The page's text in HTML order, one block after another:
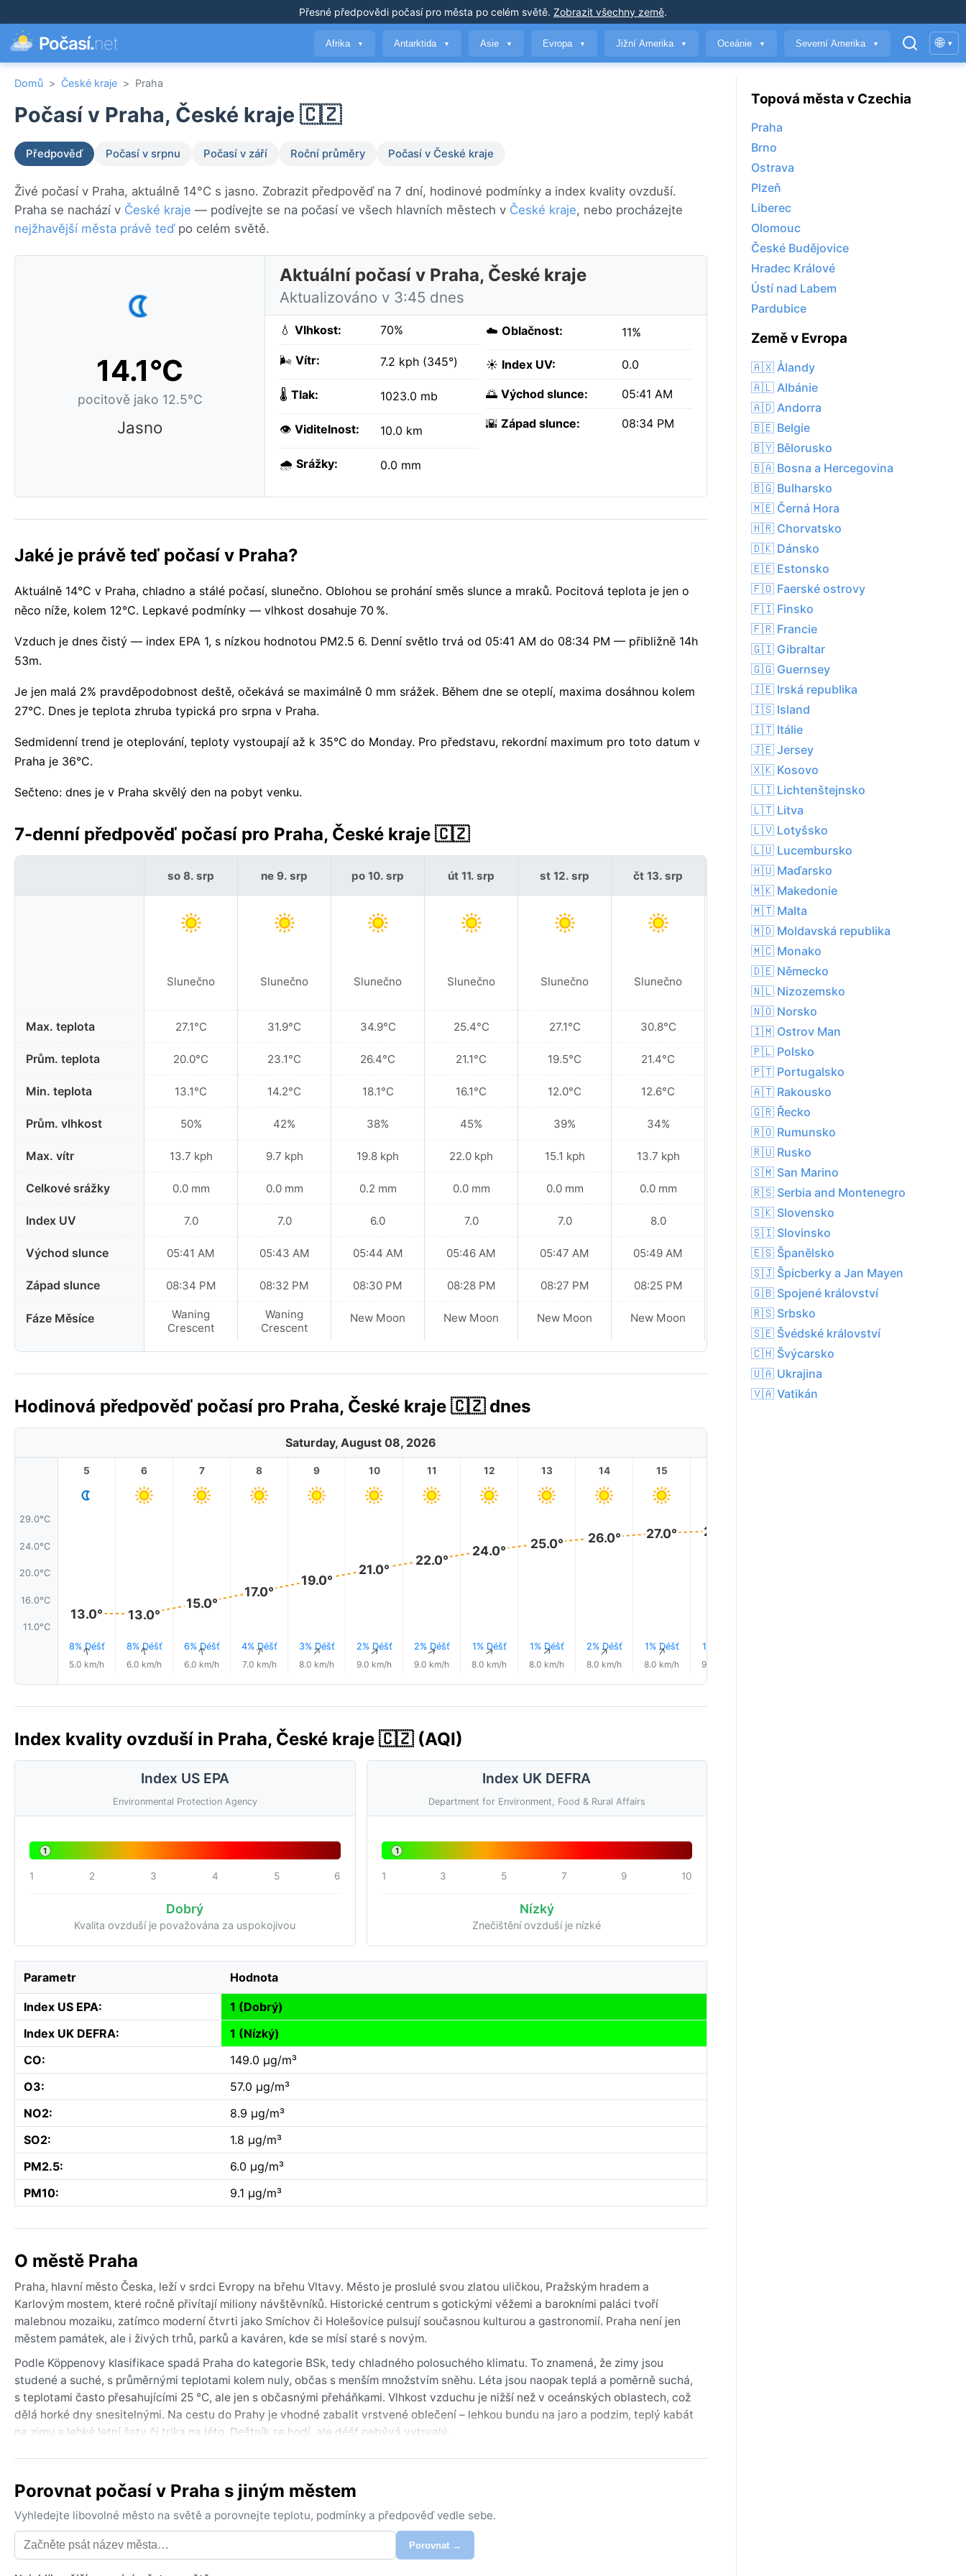
Přesné předpovědi počasípro města po celém světě. Zobrazit všechny země.
Počasí.net Afrika ▼ Antarktida ▼ Asie ▼ Evropa ▼ Jižní Amerika ▼ Oceánie ▼ Severní Amerika ▼ 🌐 ▾
Domů > České kraje > Praha
Počasí v Praha, České kraje 🇨🇿
Předpověď Počasí v srpnu Počasí v září Roční průměry Počasí v České kraje
Živé počasí v Praha, aktuálně 14°C s jasno. Zobrazit předpověď na 7 dní, hodinové podmínky a index kvality ovzduší.
Praha se nachází v České kraje — podívejte se na počasí ve všech hlavních městech v České kraje, nebo procházejte
nejžhavější města právě teďpo celém světě.
14.1°C
pocitově jako 12.5°C
Jasno
Aktuální počasí v Praha, České kraje
Aktualizováno v 3:45 dnes
💧 Vlhkost: 70%
🌬️ Vítr: 7.2 kph (345°)
🌡️ Tlak: 1023.0 mb
👁️ Viditelnost: 10.0 km
🌧️ Srážky: 0.0 mm
☁️ Oblačnost: 11%
☀️ Index UV: 0.0
🌅 Východ slunce: 05:41 AM
🌇 Západ slunce: 08:34 PM
Jaké je právě teď počasí v Praha?
Aktuálně 14°C v Praha, chladno a stálé počasí, slunečno. Oblohou se prohání směs slunce a mraků. Pocitová teplota je jen o
něco níže, kolem 12°C. Lepkavé podmínky — vlhkost dosahuje 70 %.
Vzduch je dnes čistý — index EPA 1, s nízkou hodnotou PM2.5 6. Denní světlo trvá od 05:41 AM do 08:34 PM — přibližně 14h
53m.
Je jen malá 2% pravděpodobnost deště, očekává se maximálně 0 mm srážek. Během dne se oteplí, maxima dosáhnou kolem
27°C. Dnes je teplota zhruba typická pro srpna v Praha.
Sedmidenní trend je oteplování, teploty vystoupají až k 35°C do Monday. Pro představu, rekordní maximum pro toto datum v
Praha je 36°C.
Sečteno: dnes je v Praha skvělý den na pobyt venku.
7-denní předpověď počasí pro Praha, České kraje 🇨🇿
Max. teplota
Prům. teplota
Min. teplota
Prům. vlhkost
Max. vítr
Celkové srážky
Index UV
Východ slunce
Západ slunce
Fáze Měsíce
so 8. srp
Slunečno
27.1°C
20.0°C
13.1°C
50%
13.7 kph
0.0 mm
7.0
05:41 AM
08:34 PM
Waning
Crescent
ne 9. srp
Slunečno
31.9°C
23.1°C
14.2°C
42%
9.7 kph
0.0 mm
7.0
05:43 AM
08:32 PM
Waning
Crescent
po 10. srp
Slunečno
34.9°C
26.4°C
18.1°C
38%
19.8 kph
0.2 mm
6.0
05:44 AM
08:30 PM
New Moon
út 11. srp
Slunečno
25.4°C
21.1°C
16.1°C
45%
22.0 kph
0.0 mm
7.0
05:46 AM
08:28 PM
New Moon
st 12. srp
Slunečno
27.1°C
19.5°C
12.0°C
39%
15.1 kph
0.0 mm
7.0
05:47 AM
08:27 PM
New Moon
čt 13. srp
Slunečno
30.8°C
21.4°C
12.6°C
34%
13.7 kph
0.0 mm
8.0
05:49 AM
08:25 PM
New Moon
pá 14. srp
34.6°C
25.0°C
15.7°C
31%
8.6 kph
0.0 mm
8.0
05:50 AM
08:23 PM
Waxing
Crescent
Hodinová předpověď počasí pro Praha, České kraje 🇨🇿 dnes
Saturday, August 08, 2026
29.0°C
24.0°C
20.0°C
16.0°C
11.0°C
5
13.0°
8% Déšť
↑
5.0 km/h
6
13.0°
8% Déšť
↑
6.0 km/h
7
15.0°
6% Déšť
↑
6.0 km/h
8
17.0°
4% Déšť
↑
7.0 km/h
9
19.0°
3% Déšť
↑
8.0 km/h
10
21.0°
2% Déšť
↑
9.0 km/h
11
22.0°
2% Déšť
↑
9.0 km/h
12
24.0°
1% Déšť
↑
8.0 km/h
13
25.0°
1% Déšť
↑
8.0 km/h
14
26.0°
2% Déšť
↑
8.0 km/h
15
27.0°
1% Déšť
↑
8.0 km/h
27.0°
1% Déšť
9.0 km/h
Index kvality ovzduší in Praha, České kraje 🇨🇿 (AQI)
Index US EPA
Environmental Protection Agency
1
1 2 3 4 5 6
Dobrý
Kvalita ovzduší je považována za uspokojivou
Index UK DEFRA
Department for Environment, Food & Rural Affairs
1
1 3 5 7 9 10
Nízký
Znečištění ovzduší je nízké
Parametr Hodnota
Index US EPA:
1 (Dobrý)
Index UK DEFRA:
1 (Nízký)
CO:
149.0 µg/m³
O3:
57.0 µg/m³
NO2:
8.9 µg/m³
SO2:
1.8 µg/m³
PM2.5:
6.0 µg/m³
PM10:
9.1 µg/m³
O městě Praha
Praha, hlavní město Česka, leží v srdci Evropy na břehu Vltavy. Město je proslulé svou zlatou uličkou, Pražským hradem a
Karlovým mostem, které ročně přivítají miliony návštěvníků. Historické centrum s gotickými věžemi a barokními paláci tvoří
malebnou mozaiku, zatímco moderní čtvrti jako Smíchov či Holešovice pulsují současnou kulturou a gastronomií. Praha není jen
městem památek, ale i živých trhů, parků a kaváren, kde se mísí staré s novým.
Podle Köppenovy klasifikace spadá Praha do kategorie BSk, tedy chladného polosuchého klimatu. To znamená, že zimy jsou
studené a suché, s průměrnými teplotami kolem nuly, občas s menším množstvím sněhu. Léta jsou naopak teplá a poměrně suchá,
s teplotami často přesahujícími 25 °C, ale jen s občasnými přeháňkami. Vlhkost vzduchu je nižší než v oceánských oblastech, což
dělá horké dny snesitelnými. Na cestu do Prahy je vhodné zabalit vrstvené oblečení – lehkou bundu na jaro a podzim, teplý kabát
na zimu a lehké letní šaty či trika na léto. Deštník se hodí, ale déšť nebývá vytrvalý.
Nejlepší doba k návštěvě je od května do září, kdy jsou dny dlouhé a teploty příjemné. I když je podzim barevný a jaro kouzelné,
sněhové kalamity jsou vzácné. Pražské léto může přinést ojedinělé bouřky, nikoliv však monzuny či hurikány. Pro milovníky
suchého a slunečného počasí je ideální červenec a srpen, kdy je riziko deště nejnižší.
Porovnat počasí v Praha s jiným městem
Vyhledejte libovolné město na světě a porovnejte teplotu, podmínky a předpověď vedle sebe.
Porovnat →
Topová města v Czechia
Praha
Brno
Ostrava
Plzeň
Liberec
Olomouc
České Budějovice
Hradec Králové
Ústí nad Labem
Pardubice
Země v Evropa
🇦🇽 Ålandy
🇦🇱 Albánie
🇦🇩 Andorra
🇧🇪 Belgie
🇧🇾 Bělorusko
🇧🇦 Bosna a Hercegovina
🇧🇬 Bulharsko
🇲🇪 Černá Hora
🇭🇷 Chorvatsko
🇩🇰 Dánsko
🇪🇪 Estonsko
🇫🇴 Faerské ostrovy
🇫🇮 Finsko
🇫🇷 Francie
🇬🇮 Gibraltar
🇬🇬 Guernsey
🇮🇪 Irská republika
🇮🇸 Island
🇮🇹 Itálie
🇯🇪 Jersey
🇽🇰 Kosovo
🇱🇮 Lichtenštejnsko
🇱🇹 Litva
🇱🇻 Lotyšsko
🇱🇺 Lucembursko
🇭🇺 Maďarsko
🇲🇰 Makedonie
🇲🇹 Malta
🇲🇩 Moldavská republika
🇲🇨 Monako
🇩🇪 Německo
🇳🇱 Nizozemsko
🇳🇴 Norsko
🇮🇲 Ostrov Man
🇵🇱 Polsko
🇵🇹 Portugalsko
🇦🇹 Rakousko
🇬🇷 Řecko
🇷🇴 Rumunsko
🇷🇺 Rusko
🇸🇲 San Marino
🇷🇸 Serbia and Montenegro
🇸🇰 Slovensko
🇸🇮 Slovinsko
🇪🇸 Španělsko
🇸🇯 Špicberky a Jan Mayen
🇬🇧 Spojené království
🇷🇸 Srbsko
🇸🇪 Švédské království
🇨🇭 Švýcarsko
🇺🇦 Ukrajina
🇻🇦 Vatikán